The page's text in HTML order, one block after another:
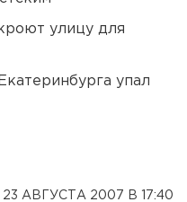
улицу для
упал
23 АВГУСТА 2007 В 17:40